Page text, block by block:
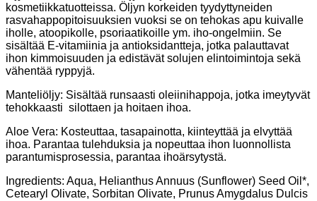
kosmetiikkatuotteissa. Öljyn korkeiden tyydyttyneiden
rasvahappopitoisuuksien vuoksi se on tehokas apu kuivalle
iholle, atoopikolle, psoriaatikoille ym. iho-ongelmiin. Se
sisältää E-vitamiinia ja antioksidantteja, jotka palauttavat
ihon kimmoisuuden ja edistävät solujen elintoimintoja sekä
vähentää ryppyjä.
Manteliöljy: Sisältää runsaasti oleiinihappoja, jotka imeytyvät
tehokkaasti silottaen ja hoitaen ihoa.
Aloe Vera: Kosteuttaa, tasapainotta, kiinteyttää ja elvyttää
ihoa. Parantaa tulehduksia ja nopeuttaa ihon luonnollista
parantumisprosessia, parantaa ihoärsytystä.
Ingredients: Aqua, Helianthus Annuus (Sunflower) Seed Oil*,
Cetearyl Olivate, Sorbitan Olivate, Prunus Amygdalus Dulcis